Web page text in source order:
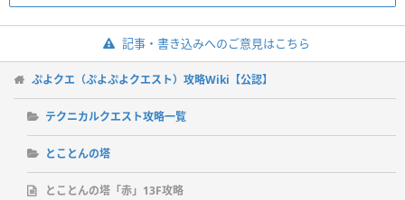
記事・書き込みへのご意見はこちら
ぷよクエ（ぷよぷよクエスト）攻略Wiki【公認】
テクニカルクエスト攻略一覧
とことんの塔
とことんの塔「赤」13F攻略